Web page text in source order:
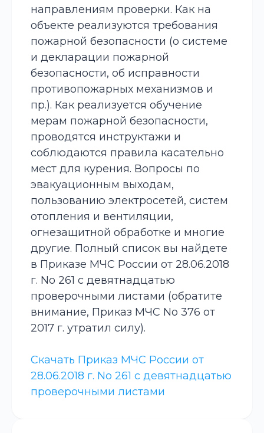
направлениям проверки. Как на
объекте реализуются требования
пожарной безопасности (о системе
и декларации пожарной
безопасности, об исправности
противопожарных механизмов и
пр.). Как реализуется обучение
мерам пожарной безопасности,
проводятся инструктажи и
соблюдаются правила касательно
мест для курения. Вопросы по
эвакуационным выходам,
пользованию электросетей, систем
отопления и вентиляции,
огнезащитной обработке и многие
другие. Полный список вы найдете
в Приказе МЧС России от 28.06.2018
г. No 261 с девятнадцатью
проверочными листами (обратите
внимание, Приказ МЧС No 376 от
2017 г. утратил силу).
Скачать Приказ МЧС России от
28.06.2018 г. No 261 с девятнадцатью
проверочными листами